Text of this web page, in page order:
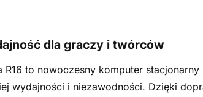
dla graczy i twórców
R16 to nowoczesny komputer
wydajności i niezawodności. Dzięki